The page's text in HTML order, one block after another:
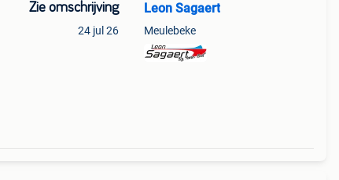
Zie omschrijving
24 jul 26
Leon Sagaert
Meulebeke